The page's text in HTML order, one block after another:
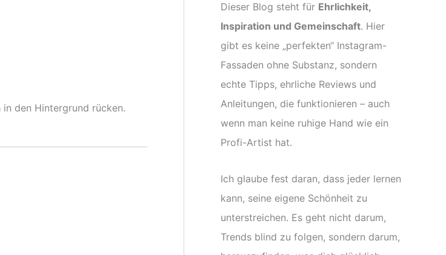
den Hintergrund rücken.
Dieser Blog steht für Ehrlichkeit,
Inspiration und Gemeinschaft. Hier
gibt es keine „perfekten“ Instagram-
Fassaden ohne Substanz, sondern
echte Tipps, ehrliche Reviews und
Anleitungen, die funktionieren – auch
wenn man keine ruhige Hand wie ein
Profi-Artist hat.
Ich glaube fest daran, dass jeder lernen
kann, seine eigene Schönheit zu
unterstreichen. Es geht nicht darum,
Trends blind zu folgen, sondern darum,